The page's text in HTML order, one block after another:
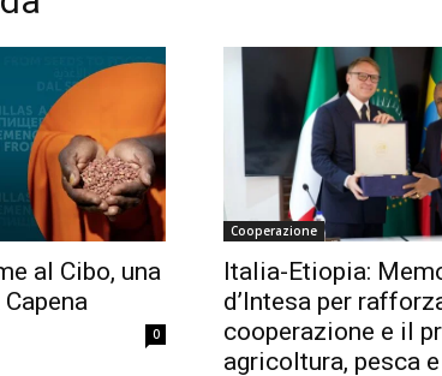
al Cibo, una
0
Cooperazione
Italia-Etiopia:
d’Intesa per
cooperazione e il
agricoltura, pesca e